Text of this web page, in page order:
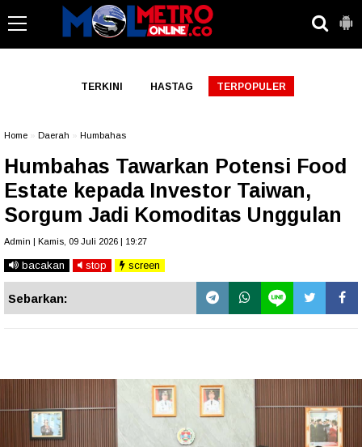
TERKINI HASTAG TERPOPULER
Home Daerah Humbahas
Humbahas Tawarkan Potensi Food
Estate kepada Investor Taiwan,
Sorgum Jadi Komoditas Unggulan
Admin | Kamis, 09 Juli 2026 | 19:27
bacakan stop screen
Sebarkan: